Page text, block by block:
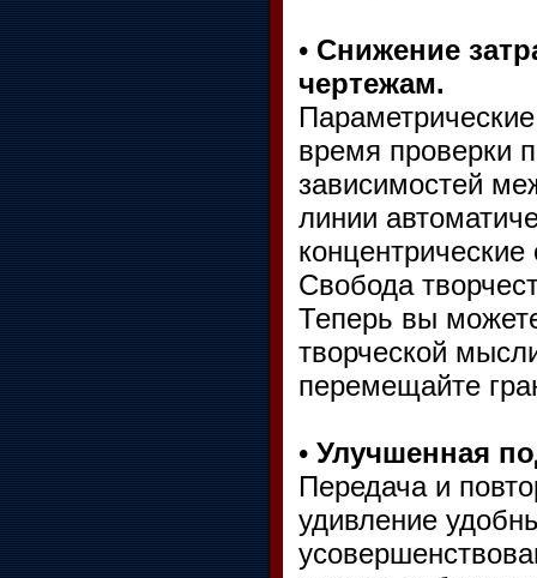
• Снижение
чертежам.
время проверки
зависимостей
линии
Свобода
Теперь вы
творческой
перемещайте
• Улучшенная
Передача и
удивление